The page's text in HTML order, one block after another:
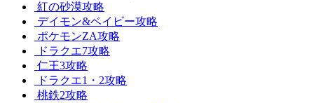
紅の砂漠攻略
デイモン&ベイビー攻略
ポケモンZA攻略
ドラクエ7攻略
仁王3攻略
ドラクエ1・2攻略
桃鉄2攻略